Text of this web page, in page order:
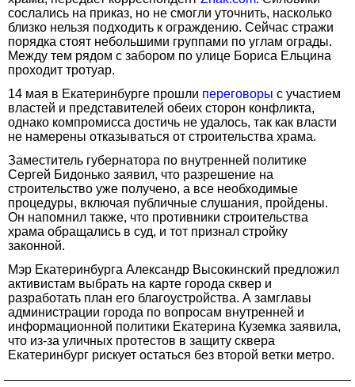
сослались на приказ, но не смогли уточнить, насколько
близко нельзя подходить к ограждению. Сейчас стражи
порядка стоят небольшими группами по углам ограды.
Между тем рядом с забором по улице Бориса Ельцина
проходит тротуар.
14 мая в Екатеринбурге прошли переговоры с участием
властей и представителей обеих сторон конфликта,
однако компромисса достичь не удалось, так как власти
не намерены отказываться от строительства храма.
Заместитель губернатора по внутренней политике
Сергей Бидонько заявил, что разрешение на
строительство уже получено, а все необходимые
процедуры, включая публичные слушания, пройдены.
Он напомнил также, что противники строительства
храма обращались в суд, и тот признал стройку
законной.
Мэр Екатеринбурга Александр Высокинский предложил
активистам выбрать на карте города сквер и
разработать план его благоустройства. А замглавы
администрации города по вопросам внутренней и
информационной политики Екатерина Куземка заявила,
что из-за уличных протестов в защиту сквера
Екатеринбург рискует остаться без второй ветки метро.